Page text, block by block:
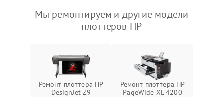
Мы ремонтируем и другие модели
плоттеров HP
Ремонт плоттера HP
DesignJet Z9
Ремонт плоттера HP
PageWide XL 4200